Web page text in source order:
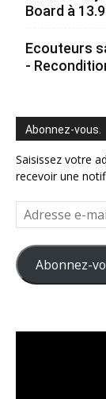
Board à
Ecouteurs
-
Abonnez-vous.
Saisissez votre
recevoir une
Adresse
e-
mail
Abonnez-